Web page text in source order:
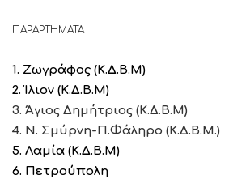
ΠΑΡΑΡΤΗΜΑΤΑ
1. Ζωγράφος (Κ.Δ.Β.Μ)
2. Ίλιον (Κ.Δ.Β.Μ)
3. Άγιος Δημήτριος (Κ.Δ.Β.Μ)
4. Ν. Σμύρνη-Π.Φάληρο (Κ.Δ.Β.Μ.)
5. Λαμία (Κ.Δ.Β.Μ)
6. Πετρούπολη